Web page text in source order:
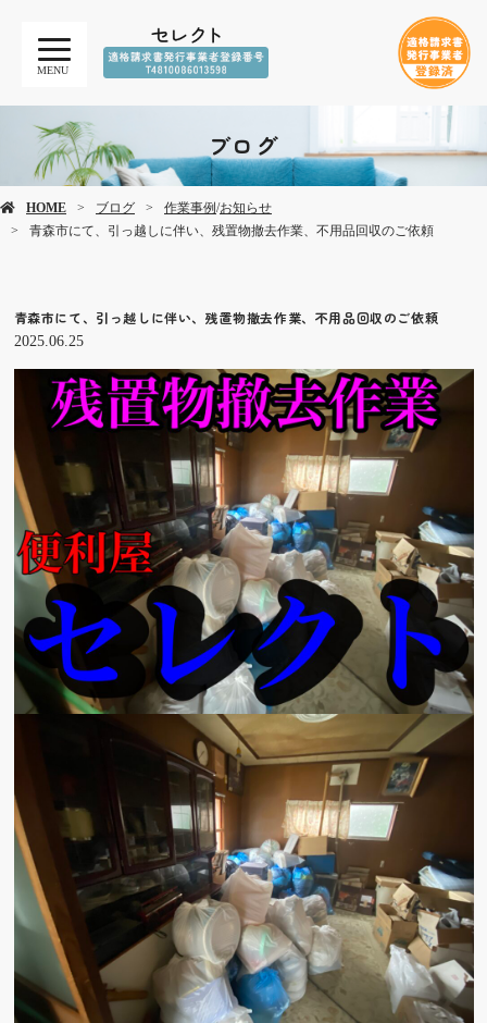
MENU
ブログ
HOME ブログ 作業事例/お知らせ
青森市にて、引っ越しに伴い、残置物撤去作業、不用品回収のご依頼
青森市にて、引っ越しに伴い、残置物撤去作業、不用品回収のご依頼
2025.06.25